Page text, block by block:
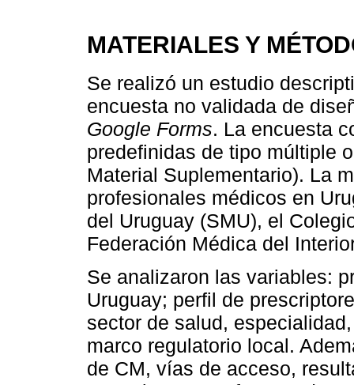
MATERIALES Y
Se realizó un estudio
encuesta no validada de
Google Forms. La encuesta
predefinidas de tipo múltiple
Material Suplementario). La
profesionales médicos en
del Uruguay (SMU), el
Federación Médica del
Se analizaron las variables:
Uruguay; perfil de
sector de salud,
marco regulatorio local.
de CM, vías de acceso,